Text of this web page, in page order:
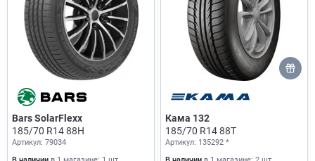
Bars SolarFlexx
185/70 R14 88H
Артикул: 79034
Кама 132
185/70 R14 88T
Артикул: 135292 *